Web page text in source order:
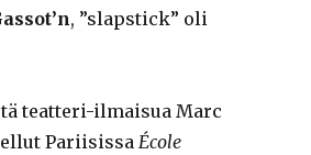
, ”slapstick” oli
teatteri-ilmaisua Marc
PariisissaÉcole